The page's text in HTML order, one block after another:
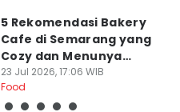
5 Rekomendasi Bakery
Cafe di Semarang yang
Cozy dan Menunya
Yummy
23 Jul 2026, 17:06 WIB
Food